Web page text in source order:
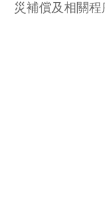
災補償及相關程